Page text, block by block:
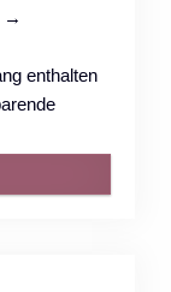
→
enthalten